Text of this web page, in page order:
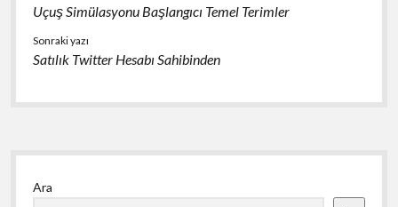
Uçuş Simülasyonu Başlangıcı Temel Terimler
Sonraki yazı
Satılık Twitter Hesabı Sahibinden
Yan
Menü
Ara